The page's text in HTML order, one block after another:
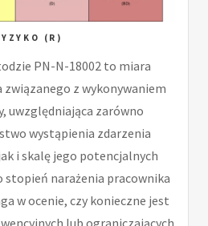
(R)
PN-N-18002 to miara
z wykonywaniem
uwzględniająca zarówno
wystąpienia zdarzenia
i skalę jego potencjalnych
stopień narażenia pracownika
w ocenie, czy konieczne jest
lub ograniczających